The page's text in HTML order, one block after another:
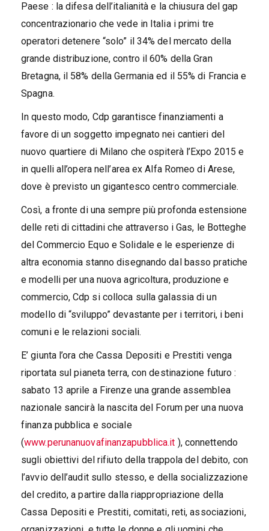
Paese : la difesa dell’italianità e la chiusura del gap
concentrazionario che vede in Italia i primi tre
operatori detenere “solo” il 34% del mercato della
grande distribuzione, contro il 60% della Gran
Bretagna, il 58% della Germania ed il 55% di Francia e
Spagna.
In questo modo, Cdp garantisce finanziamenti a
favore di un soggetto impegnato nei cantieri del
nuovo quartiere di Milano che ospiterà l’Expo 2015 e
in quelli all’opera nell’area ex Alfa Romeo di Arese,
dove è previsto un gigantesco centro commerciale.
Così, a fronte di una sempre più profonda estensione
delle reti di cittadini che attraverso i Gas, le Botteghe
del Commercio Equo e Solidale e le esperienze di
altra economia stanno disegnando dal basso pratiche
e modelli per una nuova agricoltura, produzione e
commercio, Cdp si colloca sulla galassia di un
modello di “sviluppo” devastante per i territori, i beni
comuni e le relazioni sociali.
E’ giunta l’ora che Cassa Depositi e Prestiti venga
riportata sul pianeta terra, con destinazione futuro :
sabato 13 aprile a Firenze una grande assemblea
nazionale sancirà la nascita del Forum per una nuova
finanza pubblica e sociale
(www.perunanuovafinanzapubblica.it ), connettendo
sugli obiettivi del rifiuto della trappola del debito, con
l’avvio dell’audit sullo stesso, e della socializzazione
del credito, a partire dalla riappropriazione della
Cassa Depositi e Prestiti, comitati, reti, associazioni,